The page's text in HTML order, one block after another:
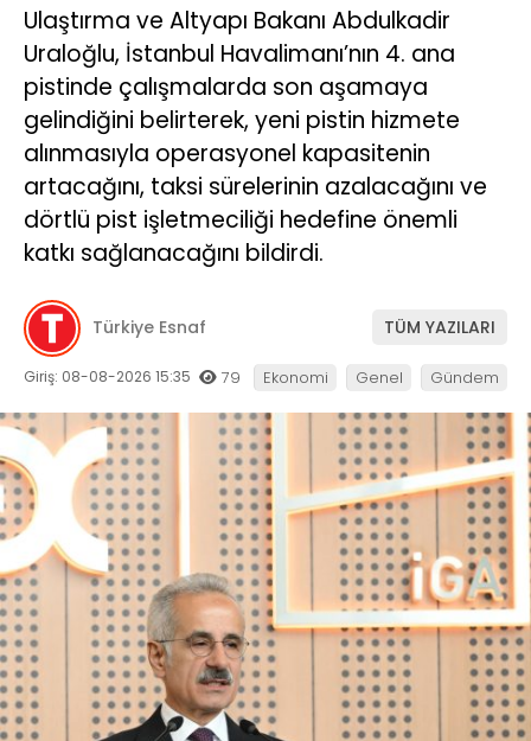
Ulaştırma ve Altyapı Bakanı Abdulkadir
Uraloğlu, İstanbul Havalimanı’nın 4. ana
pistinde çalışmalarda son aşamaya
gelindiğini belirterek, yeni pistin hizmete
alınmasıyla operasyonel kapasitenin
artacağını, taksi sürelerinin azalacağını ve
dörtlü pist işletmeciliği hedefine önemli
katkı sağlanacağını bildirdi.
Türkiye Esnaf TÜM YAZILARI
Giriş: 08-08-2026 15:35 79 Ekonomi Genel Gündem